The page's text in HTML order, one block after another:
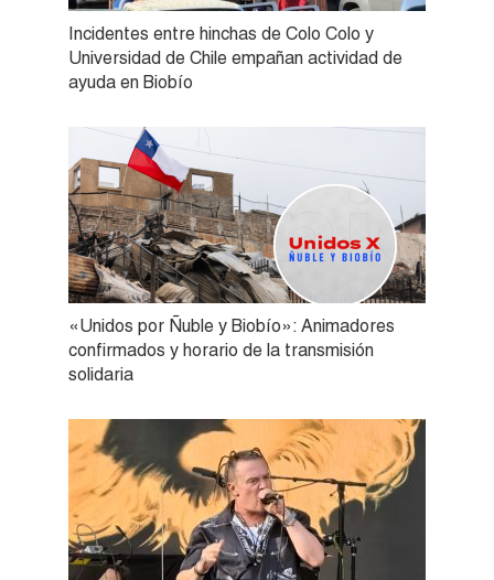
Incidentes entre hinchas de Colo Colo y
Universidad de Chile empañan actividad de
ayuda en Biobío
«Unidos por Ñuble y Biobío»: Animadores
confirmados y horario de la transmisión
solidaria